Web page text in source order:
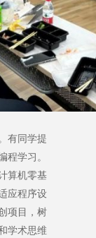
有同学提
程学习。
算机零基
应程序设
项目，树
学术思维